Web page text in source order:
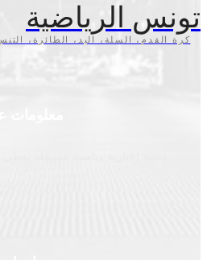
الرياضية
السلة، اليد، الطائرة، التنس وأكثر —